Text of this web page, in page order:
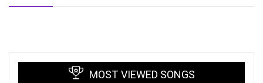
MOST VIEWED SONGS